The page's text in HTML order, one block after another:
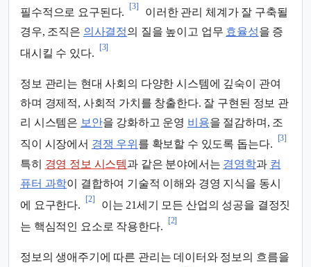
필수적으로 요구된다.
[3]
이러한 관리 체계가 잘 구축될
경우, 조직은 의사결정의 질을 높이고 업무 효율성을 증
대시킬 수 있다.
[3]
정보 관리는 현대 사회의 다양한 시스템에 깊숙이 관여
하며 경제적, 사회적 가치를 창출한다. 잘 구현된 정보 관
리 시스템은 보안을 강화하고 운영 비용을 절감하며, 조
직이 시장에서 경쟁 우위 를 확보할 수 있도록 돕는다.
[3]
특히 경영 정보 시스템과 같은 분야에서는 경영학과 컴
퓨터 과학이 결합하여 기술적 이해와 경영 지식을 동시
에 요구한다.
[2]
이는 21세기 모든 산업의 성공을 결정짓
는 핵심적인 요소로 작용한다.
[2]
정보의 생애주기에 따른 관리는 데이터와 정보의 흐름을